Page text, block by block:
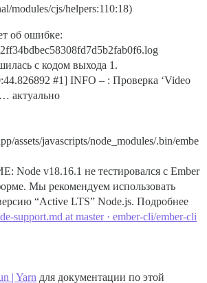
modules/cjs/helpers:110:18)
об ошибке:
с кодом выхода 1.
#1] INFO – : Проверка ‘Video
актуально
assets/javascripts/node_modules/.bin/embe
v18.16.1 не тестировался с Ember
Мы рекомендуем использовать
“Active LTS” Node.js. Подробнее
support.md at master · ember-cli/ember-cli
| Yarn для документации по этой